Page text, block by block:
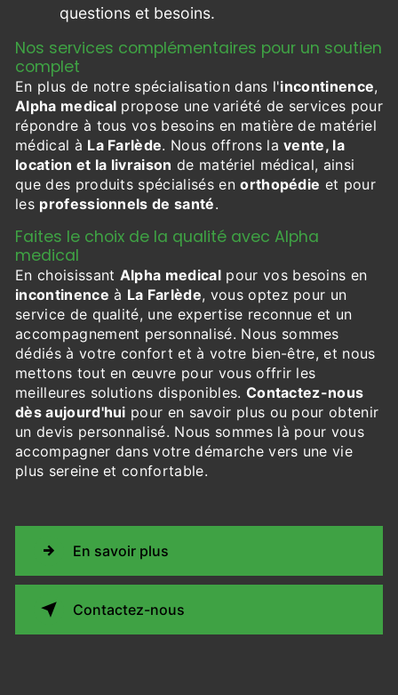
questions et besoins.
Nos services complémentaires pour un soutien
complet
En plus de notre spécialisation dans l'incontinence,
Alpha medical propose une variété de services pour
répondre à tous vos besoins en matière de matériel
médical à La Farlède. Nous offrons lavente, la
location et la livraison de matériel médical, ainsi
que des produits spécialisés enorthopédie et pour
les professionnels de santé.
Faites le choix de la qualité avec Alpha
medical
En choisissant Alpha medicalpour vos besoins en
incontinence à La Farlède, vous optez pour un
service de qualité, une expertise reconnue et un
accompagnement personnalisé. Nous sommes
dédiés à votre confort et à votre bien-être, et nous
mettons tout en œuvre pour vous offrir les
meilleures solutions disponibles. Contactez-nous
dès aujourd'hui pour en savoir plus ou pour obtenir
un devis personnalisé. Nous sommes là pour vous
accompagner dans votre démarche vers une vie
plus sereine et confortable.
En savoir plus
Contactez-nous